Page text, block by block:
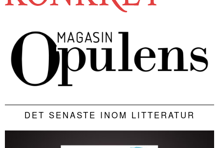
DET SENASTE INOM LITTERATUR